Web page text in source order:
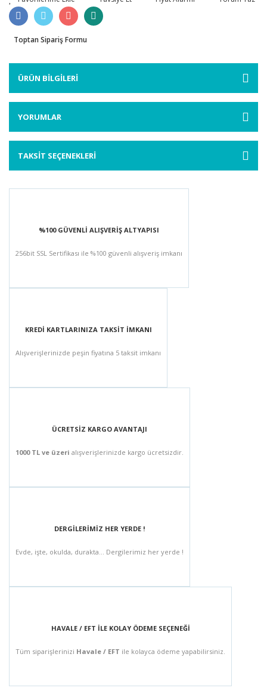
Toptan Sipariş Formu
ÜRÜN BİLGİLERİ
YORUMLAR
TAKSİT SEÇENEKLERİ
%100 GÜVENLİ ALIŞVERİŞ ALTYAPISI
256bit SSL Sertifikası ile %100 güvenli alışveriş imkanı
KREDİ KARTLARINIZA TAKSİT İMKANI
Alışverişlerinizde peşin fiyatına 5 taksit imkanı
ÜCRETSİZ KARGO AVANTAJI
1000 TL ve üzeri alışverişlerinizde kargo ücretsizdir.
DERGİLERİMİZ HER YERDE !
Evde, işte, okulda, durakta... Dergilerimiz her yerde !
HAVALE / EFT İLE KOLAY ÖDEME SEÇENEĞİ
Tüm siparişlerinizi Havale / EFT ile kolayca ödeme yapabilirsiniz.